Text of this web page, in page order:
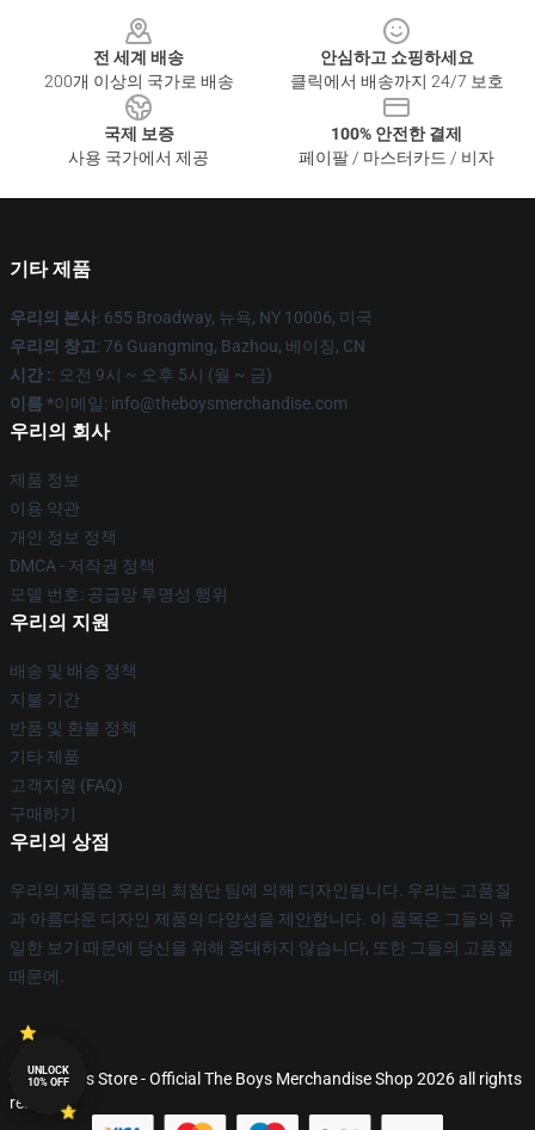
전 세계 배송
200개 이상의 국가로 배송
안심하고 쇼핑하세요
클릭에서 배송까지 24/7 보호
국제 보증
사용 국가에서 제공
100% 안전한 결제
페이팔 / 마스터카드 / 비자
기타 제품
우리의 본사: 655 Broadway, 뉴욕, NY 10006, 미국
우리의 창고: 76 Guangming, Bazhou, 베이징, CN
시간 :: 오전 9시 ~ 오후 5시 (월 ~ 금)
이름 *이메일: info@theboysmerchandise.com
우리의 회사
제품 정보
이용 약관
개인 정보 정책
DMCA - 저작권 정책
모델 번호: 공급망 투명성 행위
우리의 지원
배송 및 배송 정책
지불 기간
반품 및 환불 정책
기타 제품
고객지원 (FAQ)
구매하기
우리의 상점
우리의 제품은 우리의 최첨단 팀에 의해 디자인됩니다. 우리는 고품질
과 아름다운 디자인 제품의 다양성을 제안합니다. 이 품목은 그들의 유
일한 보기 때문에 당신을 위해 중대하지 않습니다, 또한 그들의 고품질
때문에.
© The Boys Store - Official The Boys Merchandise Shop 2026 all rights
reserved
UNLOCK
10% OFF